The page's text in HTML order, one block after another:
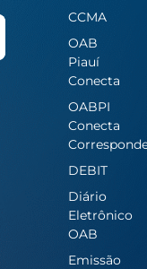
CCMA
OAB
Piauí
Conecta
OABPI
Conecta
DEBIT
Diário
Eletrônico
OAB
Emissão